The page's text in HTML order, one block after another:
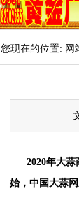
您现在的位置: 网
2020年大蒜
始，中国大蒜